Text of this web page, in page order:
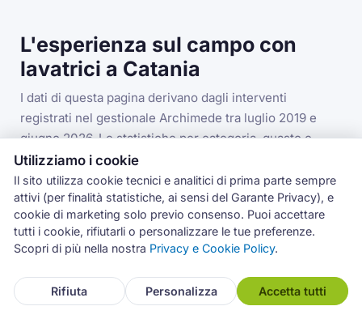
L'esperienza sul campo con
lavatrici a Catania
I dati di questa pagina derivano dagli interventi
registrati nel gestionale Archimede tra luglio 2019 e
giugno 2026. Le statistiche per categoria, guasto e
codice errore si riferiscono alla categoria lavatrici nella
provincia di Catania.
3.993
Utilizziamo i cookie
Il sito utilizza cookie tecnici e analitici di prima parte sempre
attivi (per finalità statistiche, ai sensi del Garante Privacy), e
cookie di marketing solo previo consenso. Puoi accettare
tutti i cookie, rifiutarli o personalizzare le tue preferenze.
Scopri di più nella nostra Privacy e Cookie Policy.
Rifiuta Personalizza Accetta tutti